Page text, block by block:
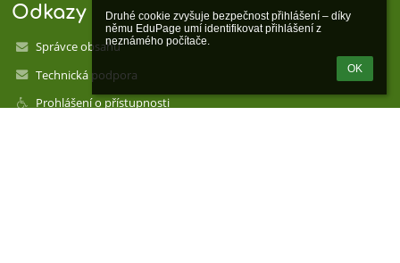
Druhé cookie zvyšuje bezpečnost přihlášení – díky
němu EduPage umí identifikovat přihlášení z
neznámého počítače.
OK
Odkazy
Správce obsahu
Technická podpora
Prohlášení o přístupnosti